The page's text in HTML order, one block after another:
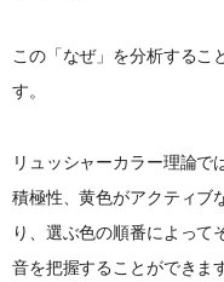
この「なぜ」を分析するこ
す。
リュッシャーカラー理論で
積極性、黄色がアクティブ
り、選ぶ色の順番によって
音を把握することができま